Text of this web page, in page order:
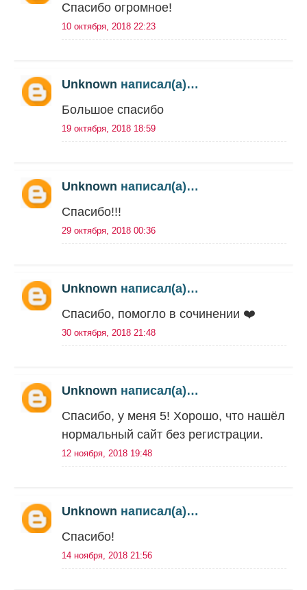
Спасибо огромное!
10 октября, 2018 22:23
Unknown написал(а)…
Большое спасибо
19 октября, 2018 18:59
Unknown написал(а)…
Спасибо!!!
29 октября, 2018 00:36
Unknown написал(а)…
Спасибо, помогло в сочинении ❤️
30 октября, 2018 21:48
Unknown написал(а)…
Спасибо, у меня 5! Хорошо, что нашёл
нормальный сайт без регистрации.
12 ноября, 2018 19:48
Unknown написал(а)…
Спасибо!
14 ноября, 2018 21:56